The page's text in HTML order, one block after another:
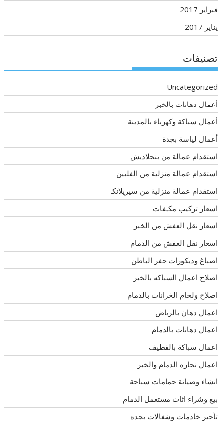
فبراير 2017
يناير 2017
تصنيفات
Uncategorized
أعمال دهانات بالخبر
أعمال سباكة وكهرباء بالمدينة
أعمال لياسة بجدة
استقدام عمالة من بنجلاديش
استقدام عمالة منزلية من الفلبين
استقدام عمالة منزلية من سيريلانكا
اسعار تركيب مكيفات
اسعار نقل العفش من الخبر
اسعار نقل العفش من الدمام
اصباغ وديكورات حفر الباطن
اصلاح اعمال السباكه بالخبر
اصلاح ولحام الخزانات بالدمام
اعمال دهان بالرياض
اعمال دهانات بالدمام
اعمال سباكة بالقطيف
اعمال نجاره الدمام والخبر
انشاء وصيانة حمامات سباحة
بيع وشراء اثاث مستعمل الدمام
تأجير خادمات وشغالات بجده